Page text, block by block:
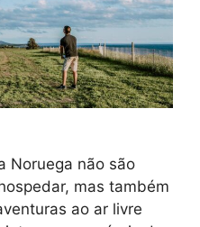
Noruega não são
mas também
ao ar livre